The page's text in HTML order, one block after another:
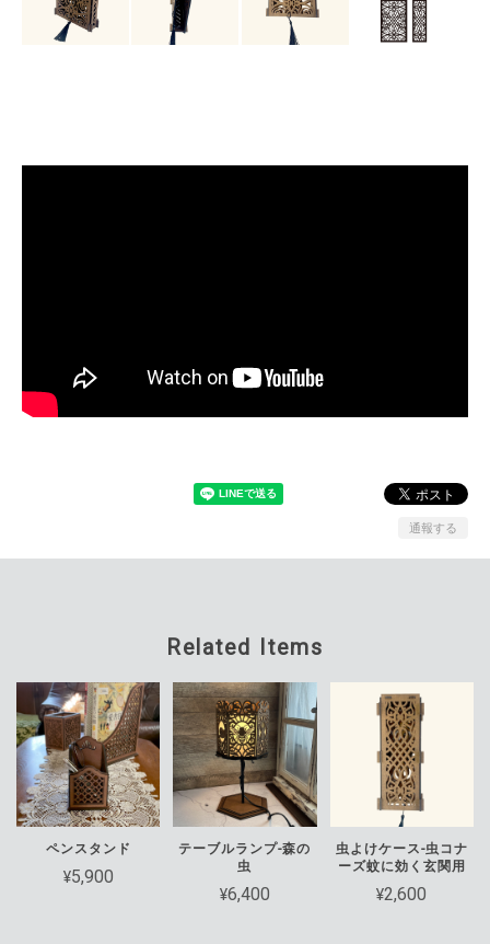
通報する
Related Items
ペンスタンド
¥5,900
テーブルランプ-森の
虫
¥6,400
虫よけケース-虫コナ
ーズ蚊に効く玄関用
¥2,600